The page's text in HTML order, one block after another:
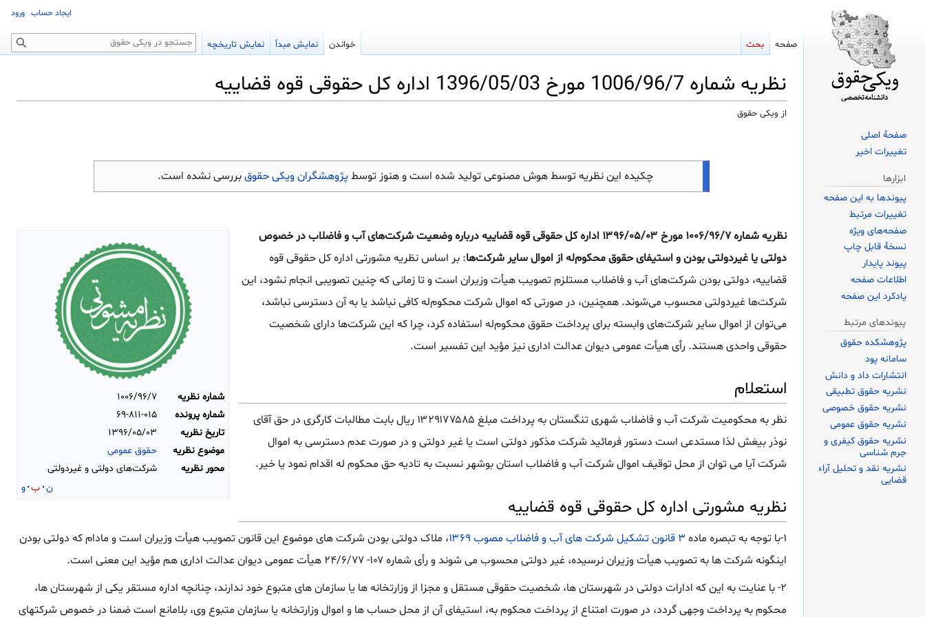
نظریه شماره 1006/96/7 مورخ 1396/05/03 اداره کل حقوقی قوه قضاییه
از ویکی حقوق
چکیده این نظریه توسط هوش مصنوعی تولید شده است و هنوز توسطپژوهشگران ویکی حقوقبررسی نشده است.
شماره نظریه
۱۰۰۶/۹۶/۷
شماره پرونده
۶۹-۸۱۱-۰۱۵
تاریخ نظریه
۱۳۹۶/۰۵/۰۳
موضوع نظریه
حقوق عمومی
محور نظریه
شرکت‌های دولتی و غیردولتی
ن ب و
نظریه شماره ۱۰۰۶/۹۶/۷ مورخ ۱۳۹۶/۰۵/۰۳ اداره کل حقوقی قوه قضاییه درباره وضعیت شرکت‌های آب و فاضلاب در خصوص
دولتی یا غیردولتی بودن و استیفای حقوق محکوم‌له از اموال سایر شرکت‌ها: بر اساس نظریه مشورتی اداره کل حقوقی قوه
قضاییه، دولتی بودن شرکت‌های آب و فاضلاب مستلزم تصویب هیأت وزیران است و تا زمانی که چنین تصویبی انجام نشود، این
شرکت‌ها غیردولتی محسوب می‌شوند. همچنین، در صورتی که اموال شرکت محکوم‌له کافی نباشد یا به آن دسترسی نباشد،
می‌توان از اموال سایر شرکت‌های وابسته برای پرداخت حقوق محکوم‌له استفاده کرد، چرا که این شرکت‌ها دارای شخصیت
حقوقی واحدی هستند. رأی هیأت عمومی دیوان عدالت اداری نیز مؤید این تفسیر است.
استعلام
نظر به محکومیت شرکت آب و فاضلاب شهری تنگستان به پرداخت مبلغ ۱۳۲۹۱۷۷۵۸۵ ریال بابت مطالبات کارگری در حق آقای
نوذر بیغش لذا مستدعی است دستور فرمائید شرکت مذکور دولتی است یا غیر دولتی و در صورت عدم دسترسی به اموال
شرکت آیا می توان از محل توقیف اموال شرکت آب و فاضلاب استان بوشهر نسبت به تادیه حق محکوم له اقدام نمود یا خیر.
نظریه مشورتی اداره کل حقوقی قوه قضاییه
۱-با توجه به تبصره ماده ۳ قانون تشکیل شرکت های آب و فاضلاب مصوب ۱۳۶۹
، ملاک دولتی بودن شرکت های موضوع این قانون تصویب هیأت وزیران است و مادام که دولتی بودن
اینگونه شرکت ها به تصویب هیأت وزیران نرسیده، غیر دولتی محسوب می شوند و رأی شماره ۱۰۷- ۲۴/۶/۷۷ هیأت عمومی دیوان عدالت اداری هم مؤید این معنی است.
۲- با عنایت به این که ادارات دولتی در شهرستان ها، شخصیت حقوقی مستقل و مجزا از وزارتخانه ها یا سازمان های متبوع خود ندارند، چنانچه اداره مستقر یکی از شهرستان ها،
محکوم به پرداخت وجهی گردد، در صورت امتناع از پرداخت محکوم به، استیفای آن از محل حساب ها و اموال وزارتخانه یا سازمان متبوع وی، بلامانع است ضمنا در خصوص شرکتهای
ایجاد حساب ورود
صفحه بحث خواندن نمایش مبدأ نمایش تاریخچه جستجو
صفحهٔ اصلی
تغییرات اخیر
ابزارها
پیوندها به این صفحه
تغییرات مرتبط
صفحه‌های ویژه
نسخهٔ قابل چاپ
پیوند پایدار
اطلاعات صفحه
یادکرد این صفحه
پیوندهای مرتبط
پژوهشکده حقوق
سامانه پود
انتشارات داد و دانش
نشریه حقوق تطبیقی
نشریه حقوق خصوصی
نشریه حقوق عمومی
نشریه حقوق کیفری و
جرم شناسی
نشریه نقد و تحلیل آراء
قضایی